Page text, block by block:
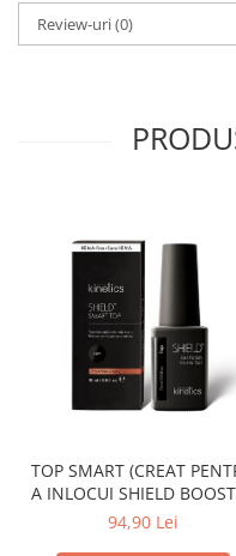
Review-uri(0)
TOP SMART (CREAT PENTRU
A INLOCUI SHIELD
TACK FREE TOP COAT)
94,90 Lei